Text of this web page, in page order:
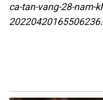
ca-tan-vang-28-nam-